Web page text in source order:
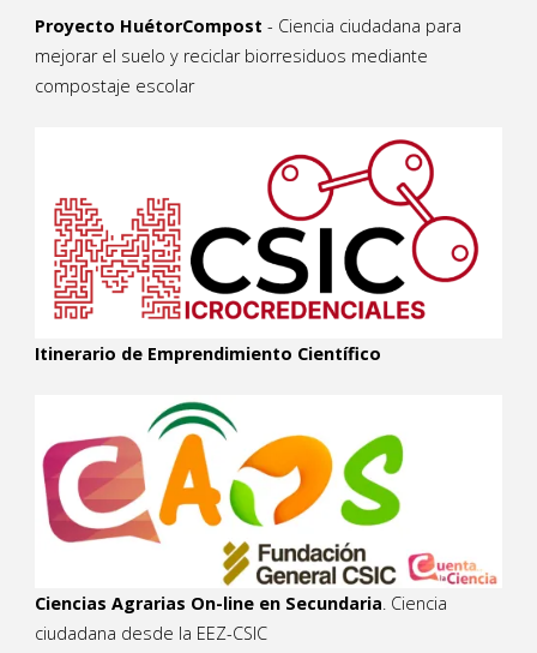
Proyecto HuétorCompost - Ciencia ciudadana para
mejorar el suelo y reciclar biorresiduos mediante
compostaje escolar
Itinerario de Emprendimiento Científico
Ciencias Agrarias On-line en Secundaria. Ciencia
ciudadana desde la EEZ-CSIC